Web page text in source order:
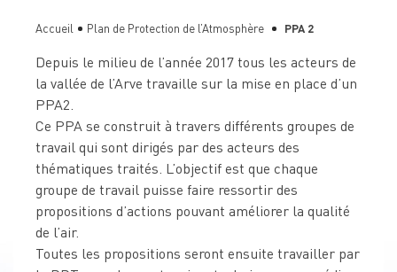
Accueil Plan de Protection de l’Atmosphère PPA 2
Depuis le milieu de l’année 2017 tous les acteurs de
la vallée de l’Arve travaille sur la mise en place d’un
PPA2.
Ce PPA se construit à travers différents groupes de
travail qui sont dirigés par des acteurs des
thématiques traités. L’objectif est que chaque
groupe de travail puisse faire ressortir des
propositions d’actions pouvant améliorer la qualité
de l’air.
Toutes les propositions seront ensuite travailler par